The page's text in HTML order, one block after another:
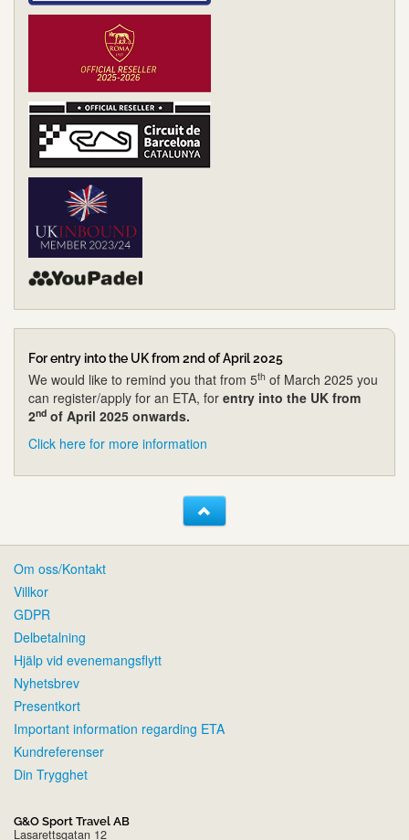
For entry into the UK from 2nd of April 2025
We would like to remind you that from 5th of March 2025 you
can register/apply for an ETA, for entry into the UK from
2nd of April 2025 onwards.
Click here for more information
Om oss/Kontakt
Villkor
GDPR
Delbetalning
Hjälp vid evenemangsflytt
Nyhetsbrev
Presentkort
Important information regarding ETA
Kundreferenser
Din Trygghet
G&O Sport Travel AB
Lasarettsgatan 12